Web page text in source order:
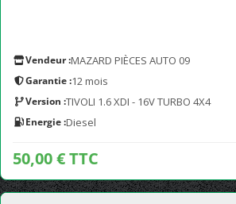
Vendeur :MAZARD PIÈCES AUTO 09
Garantie :12 mois
Version :TIVOLI 1.6 XDI - 16V TURBO 4X4
Energie :Diesel
50,00 € TTC